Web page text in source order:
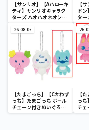
【サンリオ】【Aハローキ
ティ】サンリオキャラク
ターズ ハオハオネオンタ
【
ドン
ター
デカ
26.08.06
【たまごっち】【Cかわず
っち】たまごっち ボール
チェーン付きぬいぐるみ
～Tamagotchi
【
っち
チェ
～